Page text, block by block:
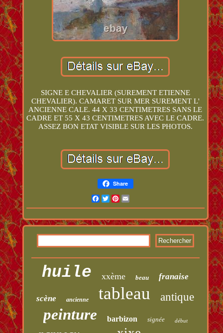
SIGNE E CHEVALIER (SUREMENT ETIENNE
CHEVALIER). CAMARET SUR MER SUREMENT L'
ANCIENNE CALE. 44 X 33 CENTIMETRES SANS LE
CADRE ET 55 X 43 CENTIMETRES AVEC LE CADRE.
ASSEZ BON ETAT VISIBLE SUR LES PHOTOS.
Share
Facebook
TwitterPinterest
huile xxème beau franaise
scène ancienne tableau antique
peinture barbizon signée début